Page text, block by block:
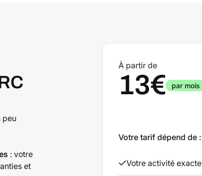
peu
: votre
et
À partir de
13€ par mois
Votre tarif dépend de :
Votre activité exacte